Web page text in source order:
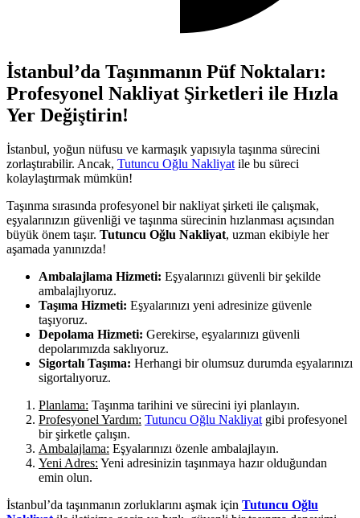
İstanbul’da Taşınmanın Püf Noktaları:
Profesyonel Nakliyat Şirketleri ile Hızla
Yer Değiştirin!
İstanbul, yoğun nüfusu ve karmaşık yapısıyla taşınma sürecini
zorlaştırabilir. Ancak, Tutuncu Oğlu Nakliyat ile bu süreci
kolaylaştırmak mümkün!
Taşınma sırasında profesyonel bir nakliyat şirketi ile çalışmak,
eşyalarınızın güvenliği ve taşınma sürecinin hızlanması açısından
büyük önem taşır. Tutuncu Oğlu Nakliyat, uzman ekibiyle her
aşamada yanınızda!
Ambalajlama Hizmeti: Eşyalarınızı güvenli bir şekilde
ambalajlıyoruz.
Taşıma Hizmeti: Eşyalarınızı yeni adresinize güvenle
taşıyoruz.
Depolama Hizmeti: Gerekirse, eşyalarınızı güvenli
depolarımızda saklıyoruz.
Sigortalı Taşıma: Herhangi bir olumsuz durumda eşyalarınızı
sigortalıyoruz.
Planlama: Taşınma tarihini ve sürecini iyi planlayın.
Profesyonel Yardım: Tutuncu Oğlu Nakliyat gibi profesyonel
bir şirketle çalışın.
Ambalajlama: Eşyalarınızı özenle ambalajlayın.
Yeni Adres: Yeni adresinizin taşınmaya hazır olduğundan
emin olun.
İstanbul’da taşınmanın zorluklarını aşmak için Tutuncu Oğlu